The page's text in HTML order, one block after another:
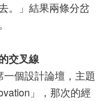
。」結果兩條分岔
交叉線
個設計論壇，主題
」，那次的經